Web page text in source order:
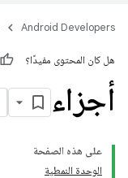
Android Developers
هل كان المحتوى مفيدًا؟
أجزاء
على هذه الصفحة
الوحدة النمطية